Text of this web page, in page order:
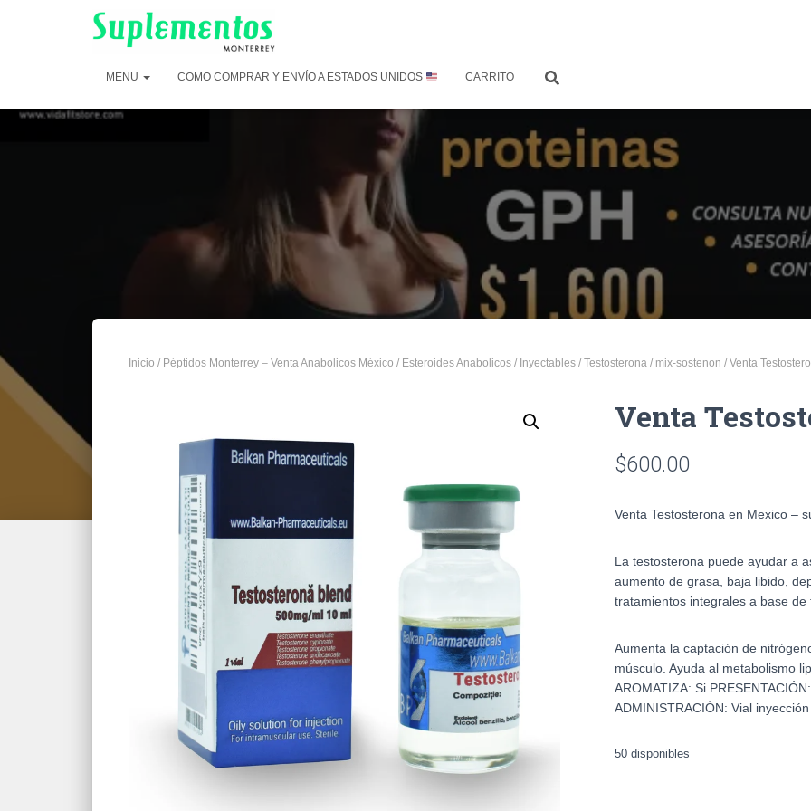
MENU COMO COMPRAR Y ENVÍO A ESTADOS UNIDOS CARRITO
Inicio / Péptidos Monterrey – Venta Anabolicos México / Esteroides Anabolicos / Inyectables / Testosterona / mix-sostenon / Venta
Venta
$600.00
Venta Testosterona en Mexico –
La testosterona puede ayudar a
aumento de grasa, baja libido,
tratamientos integrales a base
Aumenta la captación de
músculo. Ayuda al metabolismo
AROMATIZA: Si
ADMINISTRACIÓN: Vial inyección
50 disponibles